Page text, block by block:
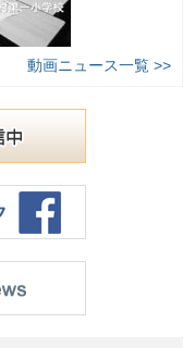
動画ニュース一覧 >>